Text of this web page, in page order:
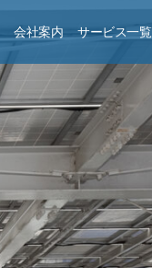
会社案内 サービス一覧